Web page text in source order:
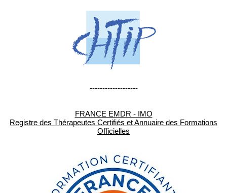
-------------------
FRANCE EMDR - IMO
Registre des Thérapeutes Certifiés et Annuaire des Formations
Officielles